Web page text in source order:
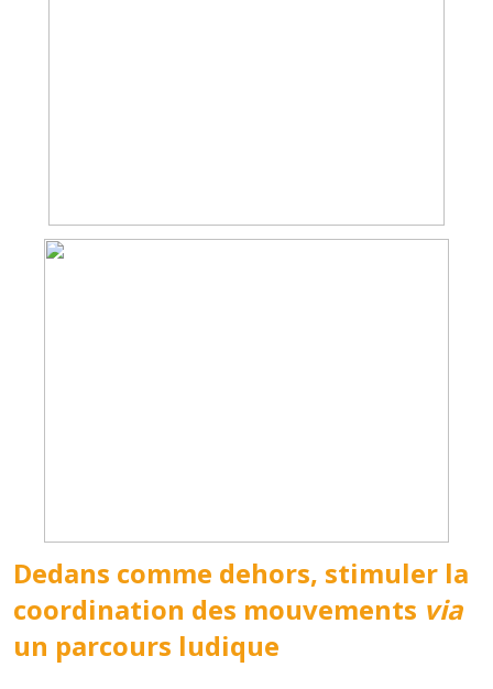
Dedans comme dehors, stimuler la
coordination des mouvements via
un parcours ludique